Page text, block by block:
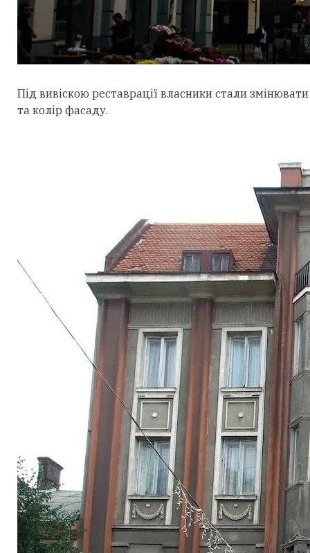
Під вивіскою реставрації власники стали
та колір фасаду.